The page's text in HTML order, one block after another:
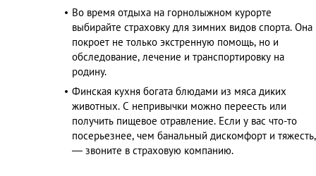
Во время отдыха на горнолыжном курорте
выбирайте страховку для зимних видов спорта. Она
покроет не только экстренную помощь, но и
обследование, лечение и транспортировку на
родину.
Финская кухня богата блюдами из мяса диких
животных. С непривычки можно переесть или
получить пищевое отравление. Если у вас что-то
посерьезнее, чем банальный дискомфорт и тяжесть,
— звоните в страховую компанию.